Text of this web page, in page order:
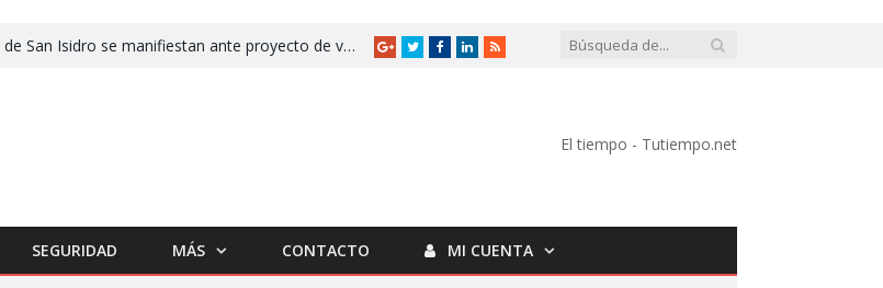
Vecinos de Mirador de San Isidro se manifiestan ante proyecto de vivienda para policías estatales
GoogleTwitterFacebookLinkedIn
RSS
El tiempo - Tutiempo.net
SEGURIDAD MÁS CONTACTO MI CUENTA